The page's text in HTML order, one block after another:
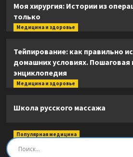
Моя хирургия: Истории из
только
Медицина и здоровье
Тейпирование: как правильно
домашних условиях.
энциклопедия
Медицина и здоровье
Школа русского массажа
Популярная медицина
Быть врачом. Как помогать,